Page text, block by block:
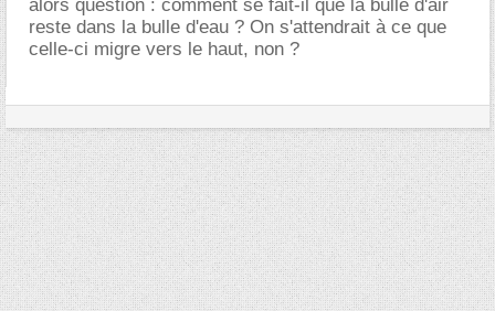
alors question : comment se fait-il que la bulle d'air
reste dans la bulle d'eau ? On s'attendrait à ce que
celle-ci migre vers le haut, non ?